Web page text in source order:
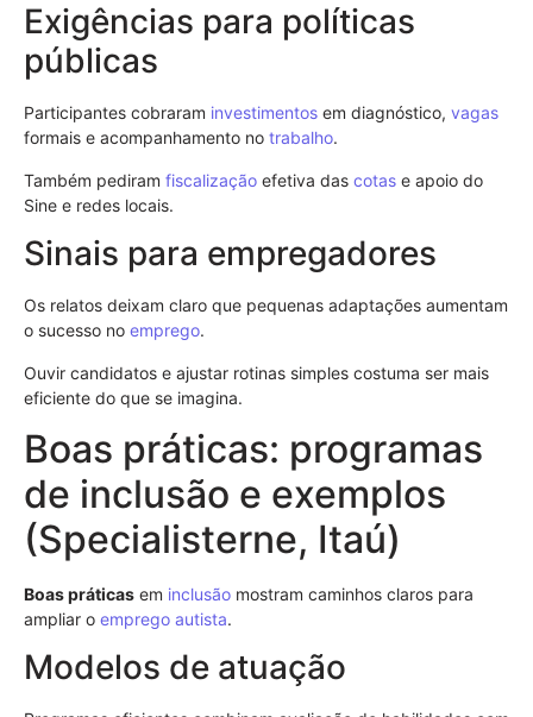
Exigências para políticas
públicas
Participantes cobraram investimentos em diagnóstico, vagas
formais e acompanhamento no trabalho.
Também pediram fiscalização efetiva das cotas e apoio do
Sine e redes locais.
Sinais para empregadores
Os relatos deixam claro que pequenas adaptações aumentam
o sucesso no emprego.
Ouvir candidatos e ajustar rotinas simples costuma ser mais
eficiente do que se imagina.
Boas práticas: programas
de inclusão e exemplos
(Specialisterne, Itaú)
Boas práticas em inclusão mostram caminhos claros para
ampliar o emprego autista.
Modelos de atuação